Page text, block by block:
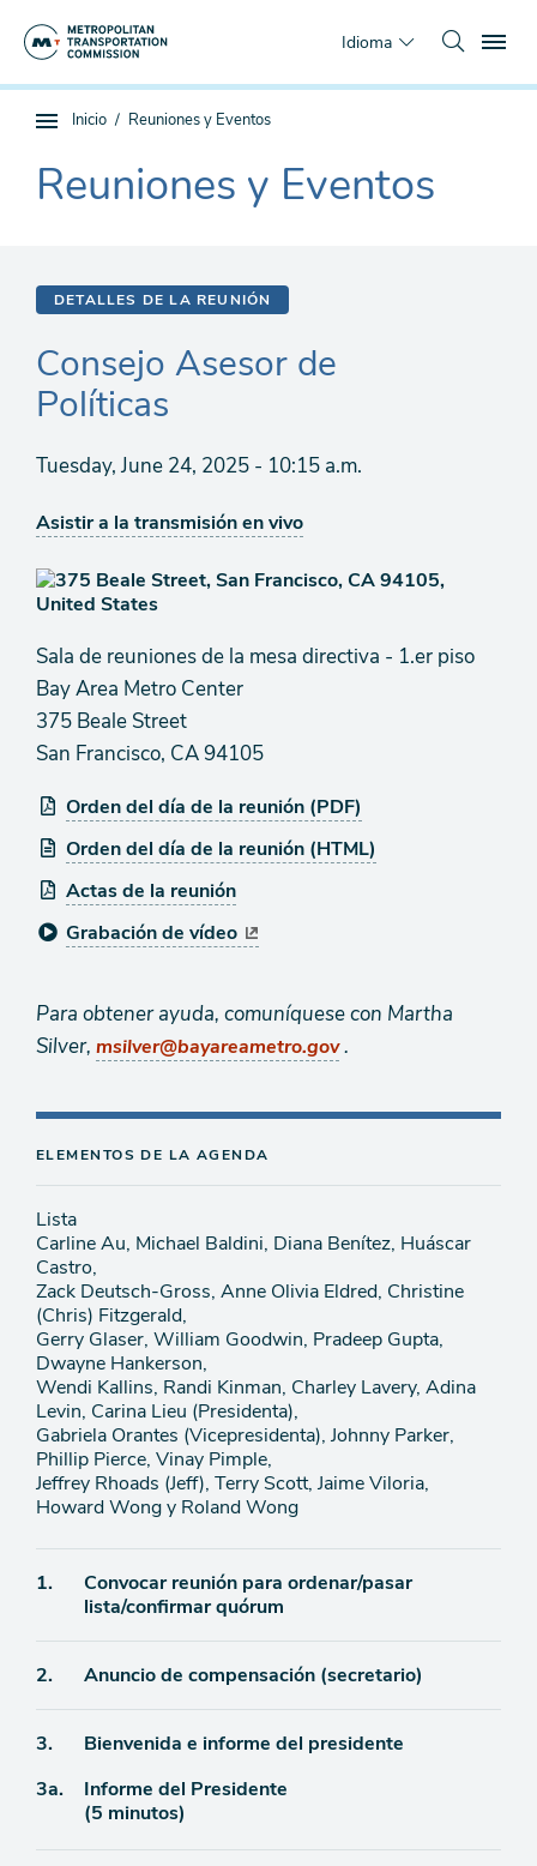
Idioma
Navegación
de
subpágina
Estás
Inicio Reuniones y Eventos
The
current
Reuniones y Eventos
DETALLES DE LA REUNIÓN
Consejo Asesor de
Políticas
Tuesday, June 24, 2025 - 10:15 a.m.
Asistir a la transmisión en vivo
Sala de reuniones de la mesa directiva - 1.er piso
Bay Area Metro Center
375 Beale Street
San Francisco, CA 94105
Orden del día de la reunión (PDF)
Orden del día de la reunión (HTML)
Actas de la reunión
Grabación de vídeo
Para obtener ayuda, comuníquese con Martha
Silver, msilver@bayareametro.gov.
ELEMENTOS DE LA AGENDA
Lista
Carline Au, Michael Baldini, Diana Benítez, Huáscar
Castro,
Zack Deutsch-Gross, Anne Olivia Eldred, Christine
(Chris) Fitzgerald,
Gerry Glaser, William Goodwin, Pradeep Gupta,
Dwayne Hankerson,
Wendi Kallins, Randi Kinman, Charley Lavery, Adina
Levin, Carina Lieu (Presidenta),
Gabriela Orantes (Vicepresidenta), Johnny Parker,
Phillip Pierce, Vinay Pimple,
Jeffrey Rhoads (Jeff), Terry Scott, Jaime Viloria,
Howard Wong y Roland Wong
Ítem
1.
Convocar reunión para ordenar/pasar
lista/confirmar quórum
Ítem
agenda
2. Anuncio de compensación (secretario)
Ítem
de
agenda
3.
Bienvenida e informe del presidente
Ítem
3a.
Informe del Presidente
(5 minutos)